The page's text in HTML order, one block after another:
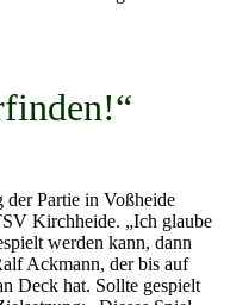
Partie in Voßheide
Kirchheide. „Ich glaube
werden kann, dann
Ackmann, der bis auf
Deck hat. Sollte gespielt